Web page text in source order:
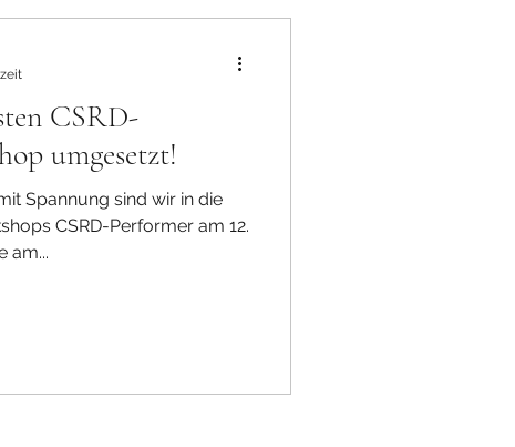
CSRD-
umgesetzt!
Spannung sind wir in die
CSRD-Performer am 12.
am...